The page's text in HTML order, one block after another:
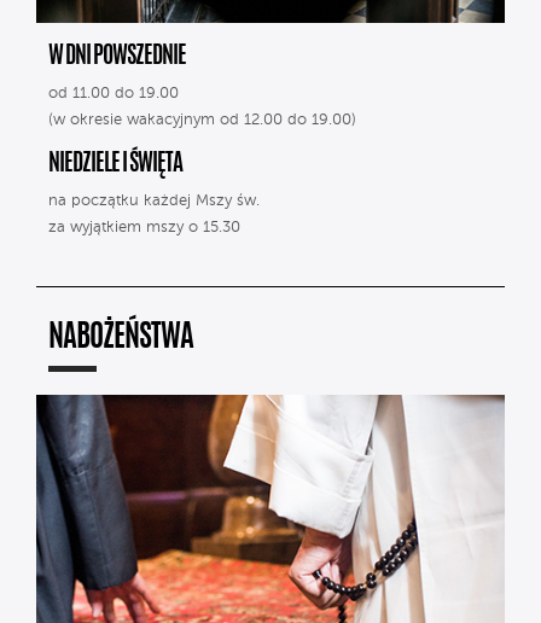
W DNI POWSZEDNIE
od 11.00 do 19.00
(w okresie wakacyjnym od 12.00 do 19.00)
NIEDZIELE I ŚWIĘTA
na początku każdej Mszy św.
za wyjątkiem mszy o 15.30
NABOŻEŃSTWA